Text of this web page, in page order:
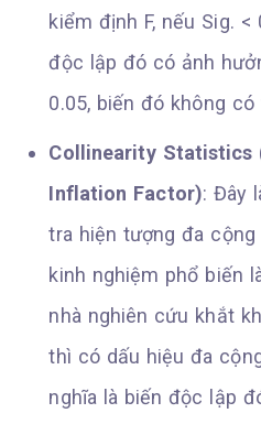
kiểm định F, nếu Sig.
độc lập đó có ảnh
0.05, biến đó không
Collinearity Statistics
Inflation Factor): Đây
tra hiện tượng đa
kinh nghiệm phổ biến
nhà nghiên cứu khắt
thì có dấu hiệu đa
nghĩa là biến độc lập